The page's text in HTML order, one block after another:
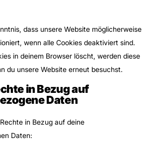
dass unsere Website möglicherweise
wenn alle Cookies deaktiviert sind.
in deinem Browser löscht, werden diese
du unsere Website erneut besuchst.
in Bezug auf
Daten
in Bezug auf deine
Daten: